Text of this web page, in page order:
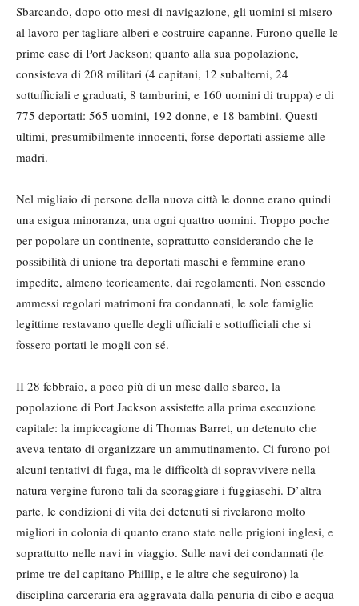
Sbarcando, dopo otto mesi di navigazione, gli uomini si misero
al lavoro per tagliare alberi e costruire capanne. Furono quelle le
prime case di Port Jackson; quanto alla sua popolazione,
consisteva di 208 militari (4 capitani, 12 subalterni, 24
sottufficiali e graduati, 8 tamburini, e 160 uomini di truppa) e di
775 deportati: 565 uomini, 192 donne, e 18 bambini. Questi
ultimi, presumibilmente innocenti, forse deportati assieme alle
madri.
Nel migliaio di persone della nuova città le donne erano quindi
una esigua minoranza, una ogni quattro uomini. Troppo poche
per popolare un continente, soprattutto considerando che le
possibilità di unione tra deportati maschi e femmine erano
impedite, almeno teoricamente, dai regolamenti. Non essendo
ammessi regolari matrimoni fra condannati, le sole famiglie
legittime restavano quelle degli ufficiali e sottufficiali che si
fossero portati le mogli con sé.
II 28 febbraio, a poco più di un mese dallo sbarco, la
popolazione di Port Jackson assistette alla prima esecuzione
capitale: la impiccagione di Thomas Barret, un detenuto che
aveva tentato di organizzare un ammutinamento. Ci furono poi
alcuni tentativi di fuga, ma le difficoltà di sopravvivere nella
natura vergine furono tali da scoraggiare i fuggiaschi. D’altra
parte, le condizioni di vita dei detenuti si rivelarono molto
migliori in colonia di quanto erano state nelle prigioni inglesi, e
soprattutto nelle navi in viaggio. Sulle navi dei condannati (le
prime tre del capitano Phillip, e le altre che seguirono) la
disciplina carceraria era aggravata dalla penuria di cibo e acqua